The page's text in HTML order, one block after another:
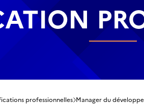
professionnelles Manager du